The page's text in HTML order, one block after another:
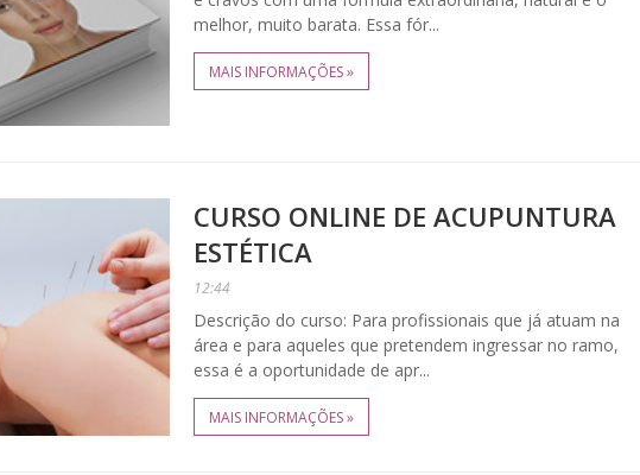
melhor, muito barata. Essa fór...
MAIS INFORMAÇÕES »
CURSO ONLINE DE ACUPUNTURA
ESTÉTICA
12:44
Descrição do curso: Para profissionais que já atuam na
área e para aqueles que pretendem ingressar no ramo,
essa é a oportunidade de apr...
MAIS INFORMAÇÕES »